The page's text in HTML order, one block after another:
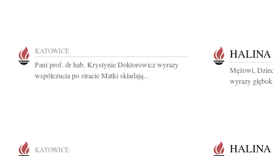
KATOWICE
Pani prof. dr hab. Krystynie Doktorowicz wyrazy
współczucia po stracie Matki składają...
HALINA
Mężowi,
wyrazy
KATOWICE HALINA